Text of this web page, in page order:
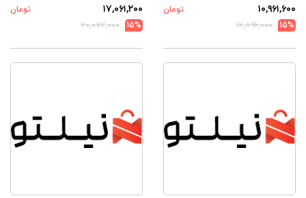
۱۰,۹۶۱,۶۰۰
تومان
15%
۱۲,۸۹۶,۰۰۰
۱۷,۰۶۱,۲۰۰
تومان
15%
۲۰,۰۷۲,۰۰۰